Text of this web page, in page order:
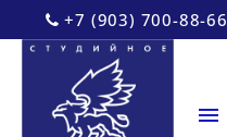
+7 (903) 700-88-66
